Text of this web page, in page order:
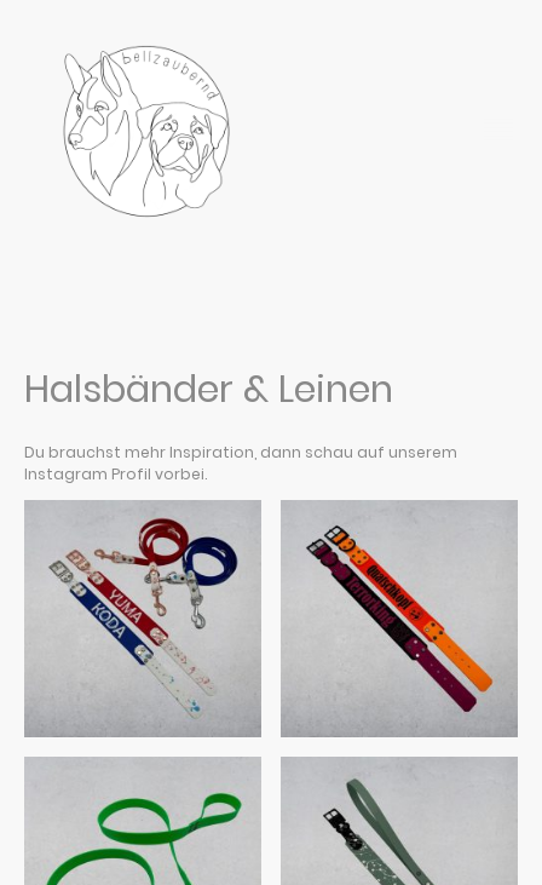
Halsbänder & Leinen
Du brauchst mehr Inspiration, dann schau auf unserem
Instagram Profil vorbei.